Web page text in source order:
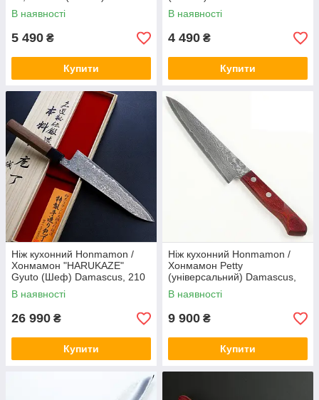
В наявності
5 490 ₴
Купити
В наявності
4 490 ₴
Купити
Ніж кухонний Honmamon /
Хонмамон "HARUKAZE"
Gyuto (Шеф) Damascus, 210
мм (Японія)
В наявності
26 990 ₴
Купити
Ніж кухонний Honmamon /
Хонмамон Petty
(універсальний) Damascus,
155 мм (Японія)
В наявності
9 900 ₴
Купити